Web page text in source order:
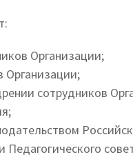
Организации;
Организации;
сотрудников